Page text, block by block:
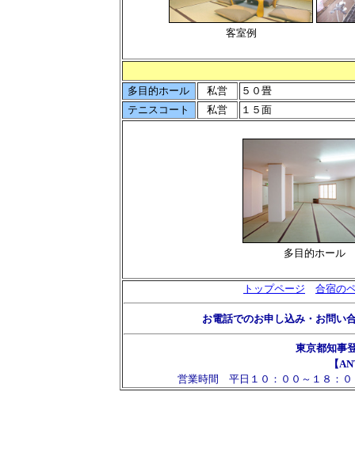
客室例
多目的ホール 私営
５０畳
テニスコート
私営 １５面
多目的ホール
トップページ 合宿の
お電話でのお申し込み・お問い
東京都知事
【
営業時間 平日１０：００～１８：